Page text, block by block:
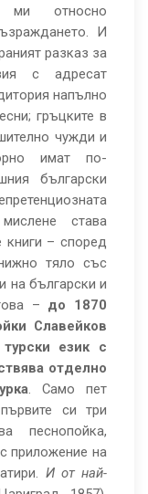
ми относно
И
разказ за
с адресат
напълно
гръцките в
чужди и
имат по-
български
става
книги – според
тяло със
на български и
– до 1870
Славейков
турски език с
отделно
. Само пет
си три
песнопойка,
приложение на
И от най-